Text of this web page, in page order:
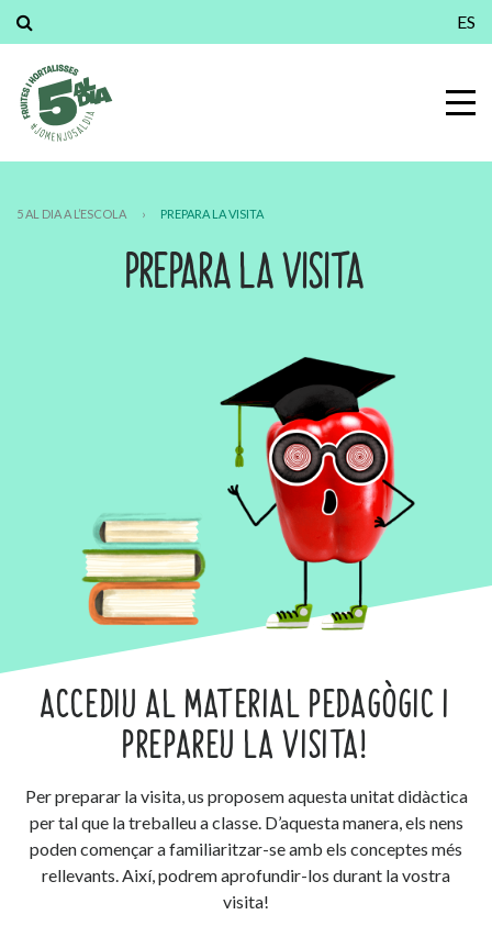
ES
5 AL DIA A L’ESCOLA › PREPARA LA VISITA
PREPARA LA VISITA
ACCEDIU AL MATERIAL PEDAGÒGIC I
PREPAREU LA VISITA!
Per preparar la visita, us proposem aquesta unitat didàctica
per tal que la treballeu a classe. D’aquesta manera, els nens
poden començar a familiaritzar-se amb els conceptes més
rellevants. Així, podrem aprofundir-los durant la vostra
visita!